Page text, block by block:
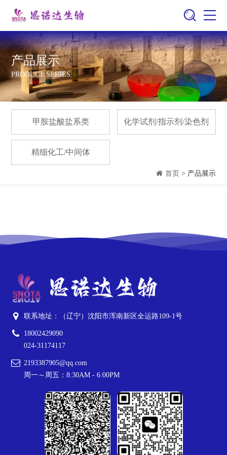
产品展示
PRODUCT SERIES
甲胺盐酸盐系类 化学试剂/指示剂/染色剂
精细化工/中间体
首页 > 产品展示
联系地址：（辽宁）沈阳市浑南新区全运路109-1号
18002429090
024-31174117
2193387905@qq.com
周一～周五：8:30AM - 6:00PM